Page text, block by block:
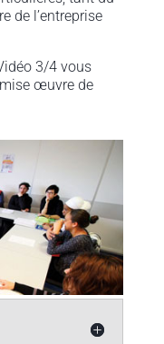
de l’entreprise
3/4 vous
œuvre de